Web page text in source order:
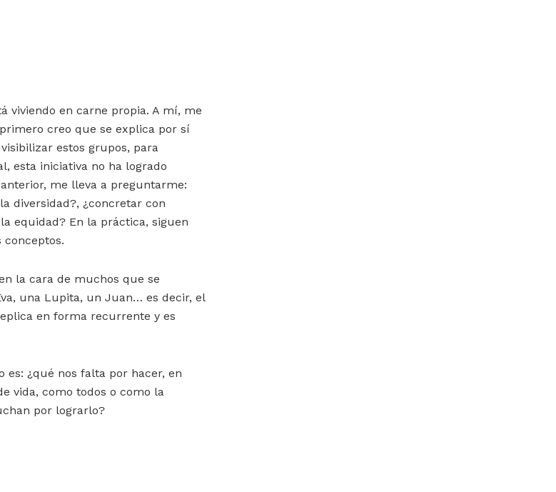
viviendo en carne propia. A mí, me
creo que se explica por sí
estos grupos, para
esta iniciativa no ha logrado
me lleva a preguntarme:
diversidad?, ¿concretar con
equidad? En la práctica, siguen
conceptos.
la cara de muchos que se
una Lupita, un Juan… es decir, el
en forma recurrente y es
es: ¿qué nos falta por hacer, en
vida, como todos o como la
por lograrlo?